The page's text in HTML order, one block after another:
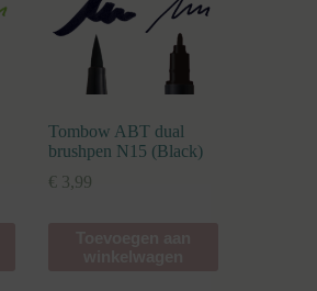
Tombow ABT dual
brushpen N15 (Black)
€ 3,99